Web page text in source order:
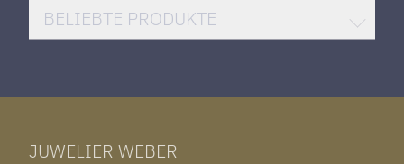
HUBLOT BIG BANG
SANTOS DE CARTIER
IWC PORTUGIESER
DAMENUHREN
HERRENUHREN
ARMSCHMUCK
OHRSCHMUCK
BELIEBTE PRODUKTE
TAG HEUER CARRERA
ROLEX SUBMARINER DATE
JUWELIER WEBER